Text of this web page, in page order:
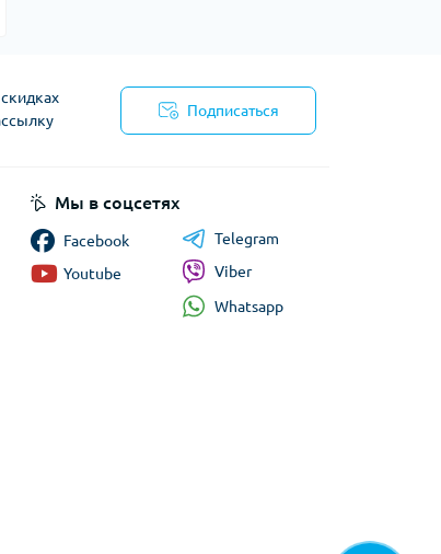
Подписаться
Мы в соцсетях
Facebook
Youtube
Telegram
Viber
Whatsapp